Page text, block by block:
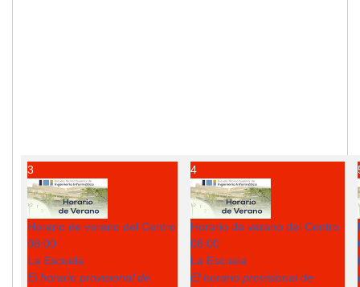
3
Horario de verano del Centro
08:00
La Escuela
El horario provisional de
4
Horario de verano del Centro
08:00
La Escuela
El horario provisional de